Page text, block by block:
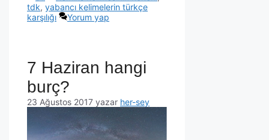
tdk, yabancı kelimelerin türkçe
karşılığı
Yorum yap
7 Haziran hangi
burç?
23 Ağustos 2017 yazar her-sey